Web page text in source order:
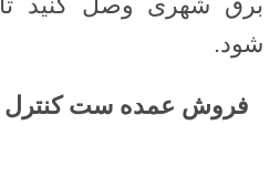
شود.
فروش عمده ست کنترل